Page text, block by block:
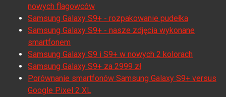
nowych flagowców
Samsung Galaxy S9+ - rozpakowanie pudełka
Samsung Galaxy S9+ - nasze zdjęcia wykonane
smartfonem
Samsung Galaxy S9 i S9+ w nowych 2 kolorach
Samsung Galaxy S9+ za 2999 zł
Porównanie smartfonów Samsung Galaxy S9+ versus
Google Pixel 2 XL